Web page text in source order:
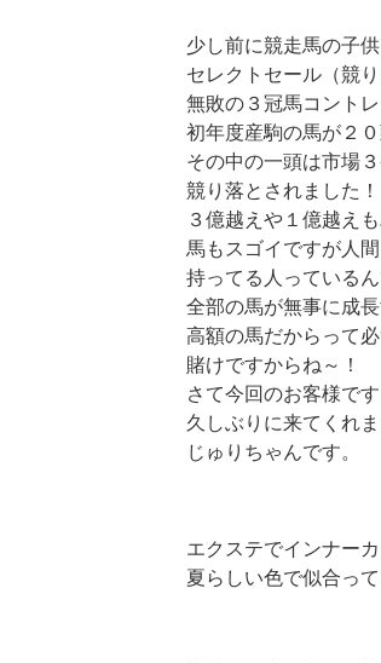
少し前に競走馬の子
セレクトセール（競
無敗の３冠馬コント
初年度産駒の馬が２
その中の一頭は市場
競り落とされました！
３億越えや１億越え
馬もスゴイですが人
持ってる人っている
全部の馬が無事に成
高額の馬だからって
賭けですからね～！
さて今回のお客様です
久しぶりに来てくれま
じゅりちゃんです。
エクステでインナーカ
夏らしい色で似合って